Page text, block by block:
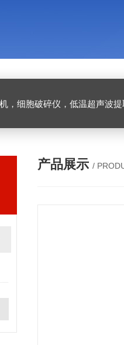
，细胞破碎仪，低温超声波
产品展示 /